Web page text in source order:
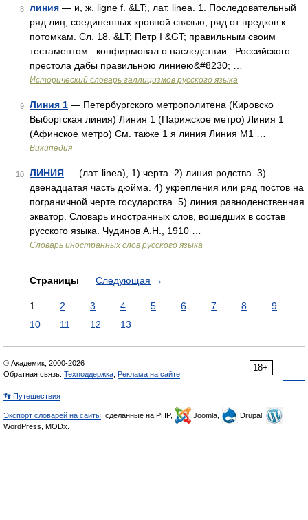
8 линия — и, ж. ligne f. &LT;, лат. linea. 1. Последовательный
ряд лиц, соединенных кровной связью; ряд от предков к
потомкам. Сл. 18. &LT; Петр I &GT; правильным своим
тестаментом.. конфирмовал о наследствии ..Российского
престола дабы правильною линиею&#8230; …
Исторический словарь галлицизмов русского языка
9 Линия 1 — Петербургского метрополитена (Кировско
Выборгская линия) Линия 1 (Парижское метро) Линия 1
(Афинское метро) См. также 1 я линия Линия M1 …
Википедия
10 ЛИНИЯ — (лат. linea), 1) черта. 2) линия родства. 3)
двенадцатая часть дюйма. 4) укрепления или ряд постов на
пограничной черте государства. 5) линия равноденственная
экватор. Словарь иностранных слов, вошедших в состав
русского языка. Чудинов А.Н., 1910 …
Словарь иностранных слов русского языка
Страницы Следующая →
1 2 3 4 5 6 7 8
9
10
11 12 13
18+
© Академик, 2000-2026
Обратная связь: Техподдержка Реклама на сайте
👣 Путешествия
Экспорт словарей на сайты , сделанные на PHP, Joomla,
Drupal,
WordPress, MODx.